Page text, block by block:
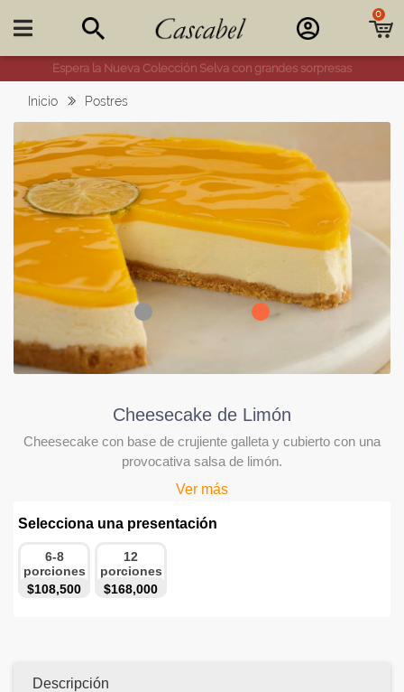

0
Espera la Nueva Colección Selva con grandes sorpresas
Inicio Postres
Cheesecake de Limón
Cheesecake con base de crujiente galleta y cubierto con una
provocativa salsa de limón.
Ver más
Selecciona una presentación
6-8
porciones
$108,500
12
porciones
$168,000
Descripción